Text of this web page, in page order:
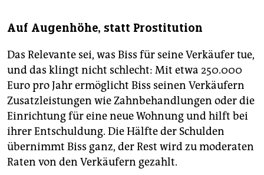
Auf Augenhöhe, statt Prostitution
Das Relevante sei, was Biss für seine Verkäufer tue,
und das klingt nicht schlecht: Mit etwa 250.000
Euro pro Jahr ermöglicht Biss seinen Verkäufern
Zusatzleistungen wie Zahnbehandlungen oder die
Einrichtung für eine neue Wohnung und hilft bei
ihrer Entschuldung. Die Hälfte der Schulden
übernimmt Biss ganz, der Rest wird zu moderaten
Raten von den Verkäufern gezahlt.